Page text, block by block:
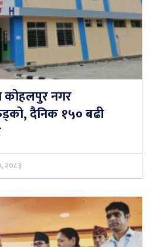
कोहलपुर नगर
दैनिक १५० बढी
२०८३